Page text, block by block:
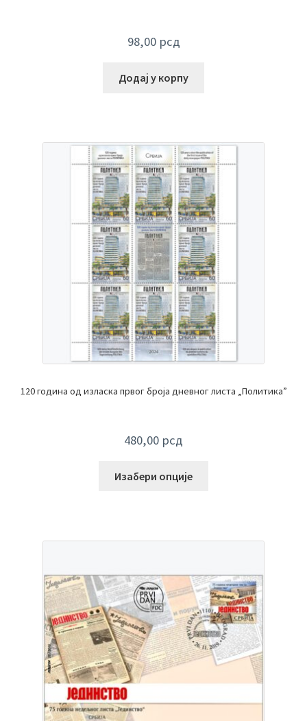
98,00 рсд
Додај у корпу
120 година од изласка првог броја дневног листа „Политика”
480,00 рсд
Изабери опције